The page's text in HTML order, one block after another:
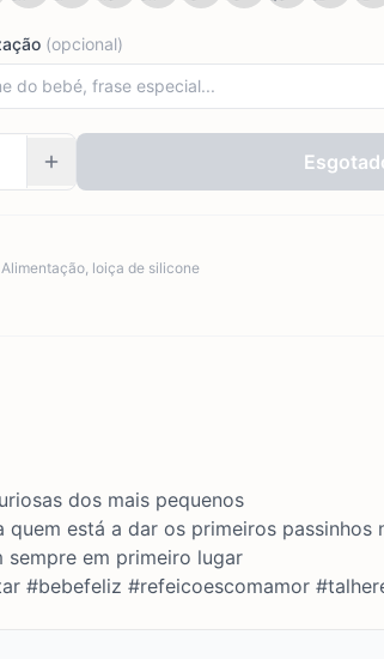
(opcional)
Alimentação, loiça de silicone
dos mais pequenos
quem está a dar os primeiros passinhos
em primeiro lugar
#bebefeliz #refeicoescomamor